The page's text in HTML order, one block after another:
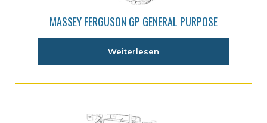
MASSEY FERGUSON GP GENERAL PURPOSE
Weiterlesen